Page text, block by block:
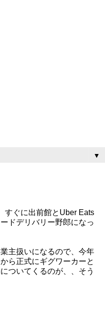
▼
すぐに出前館とUber Eats
ドデリバリー野郎になっ
主扱いになるので、今年
ら正式にギグワーカーと
ついてくるのが、、そう